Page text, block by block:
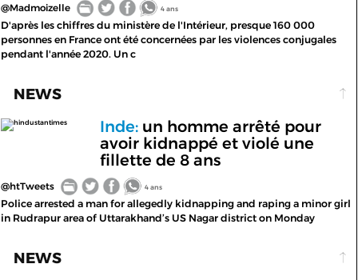
@Madmoizelle 4 ans
D'après les chiffres du ministère de l'Intérieur, presque 160 000
personnes en France ont été concernées par les violences conjugales
pendant l'année 2020. Un c
NEWS
hindustantimes Inde:un homme arrêté pour
avoir kidnappé et violé une
fillette de 8 ans
@htTweets 4 ans
Police arrested a man for allegedly kidnapping and raping a minor girl
in Rudrapur area of Uttarakhand’s US Nagar district on Monday
NEWS